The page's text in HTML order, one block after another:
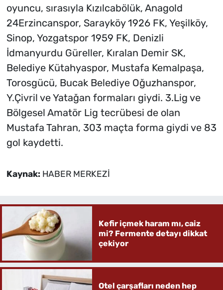
oyuncu, sırasıyla Kızılcabölük, Anagold
24Erzincanspor, Sarayköy 1926 FK, Yeşilköy,
Sinop, Yozgatspor 1959 FK, Denizli
İdmanyurdu Güreller, Kıralan Demir SK,
Belediye Kütahyaspor, Mustafa Kemalpaşa,
Torosgücü, Bucak Belediye Oğuzhanspor,
Y.Çivril ve Yatağan formaları giydi. 3.Lig ve
Bölgesel Amatör Lig tecrübesi de olan
Mustafa Tahran, 303 maçta forma giydi ve 83
gol kaydetti.
Kaynak: HABER MERKEZİ
Kefir içmek haram mı, caiz
mi? Fermente detayı dikkat
çekiyor
Otel çarşafları neden hep